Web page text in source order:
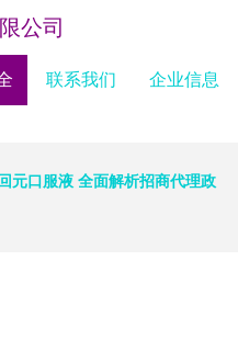
公司
联系我们 企业信息
元口服液 全面解析招商代理政